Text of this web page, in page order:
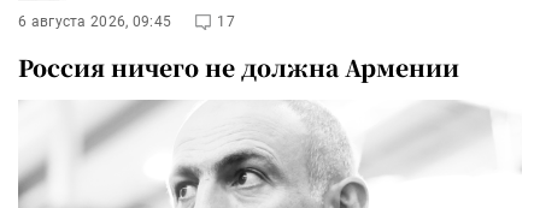
6 августа 2026, 09:45 17
Россия ничего не должна Армении